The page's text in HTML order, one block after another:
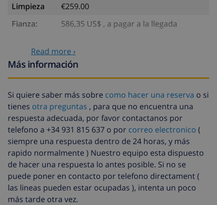
Limpieza
€259.00
Fianza:
586,35 US$ , a pagar a la llegada
Servicios opcionales
Cama extra
14,07 US$ por día
Fondo cancelación:
4.80% del importe total
Read more ›
Más información
Si quiere saber más sobre como hacer una reserva o si
tienes otra preguntas , para que no encuentra una
respuesta adecuada, por favor contactanos por
telefono a +34 931 815 637 o por correo electronico (
siempre una respuesta dentro de 24 horas, y más
rapido normalmente ) Nuestro equipo esta dispuesto
de hacer una respuesta lo antes posible. Si no se
puede poner en contacto por telefono directament (
las lineas pueden estar ocupadas ), intenta un poco
más tarde otra vez.